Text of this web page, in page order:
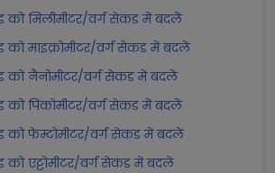
को मिलीमीटर/वर्ग सेकंड में बदलें
को माइक्रोमीटर/वर्ग सेकंड में बदलें
को नैनोमीटर/वर्ग सेकंड में बदलें
को पिकोमीटर/वर्ग सेकंड में बदलें
को फेम्टोमीटर/वर्ग सेकंड में बदलें
को एट्टोमीटर/वर्ग सेकंड में बदलें